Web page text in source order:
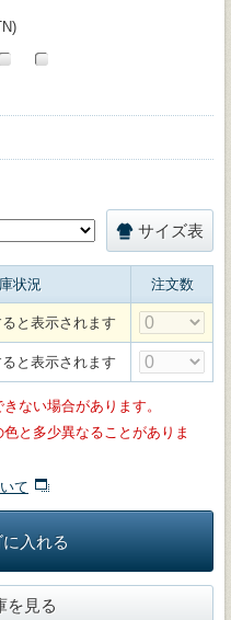
サイズ表
状況 注文数
と表示されます
と表示されます
ない場合があります。
と多少異なることがありま
て
入れる
を見る